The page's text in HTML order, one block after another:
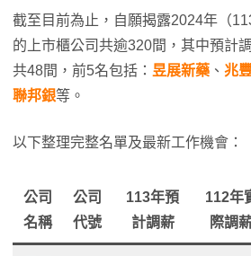
截至目前為止，自願揭露2024年（
的上市櫃公司共逾320間，其中預計
共48間，前5名包括： 昱展新藥 、 兆
聯邦銀等。
以下整理完整名單及最新工作機會：
公司
名稱
公司
代號
113年預
計調薪
112年
際調